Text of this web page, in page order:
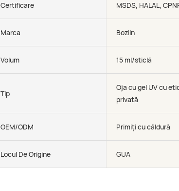
Certificare MSDS, HALAL,
Marca Bozlin
Volum 15 ml/sticlă
Tip
Oja cu gel UV cu
privată
OEM/ODM Primiți cu căldură
Locul De Origine GUA